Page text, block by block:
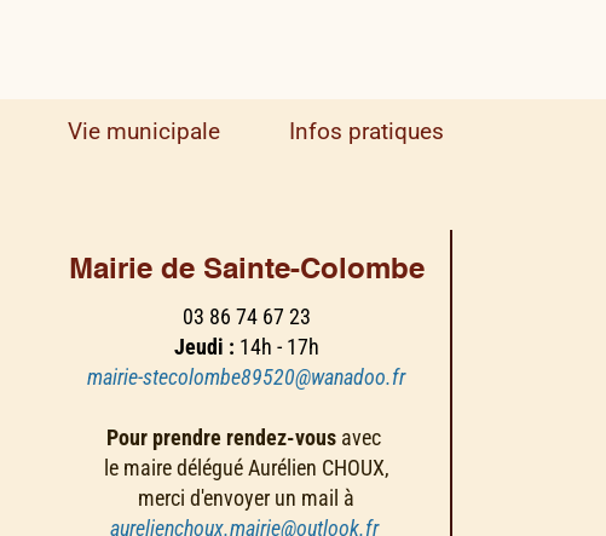
Vie municipale Infos pratiques
Mairie de Sainte-Colombe
03 86 74 67 23
Jeudi : 14h - 17h
mairie-stecolombe89520@wanadoo.fr
Pour prendre rendez-vous avec
le maire délégué Aurélien CHOUX,
merci d'envoyer un mail à
aurelienchoux.mairie@outlook.fr